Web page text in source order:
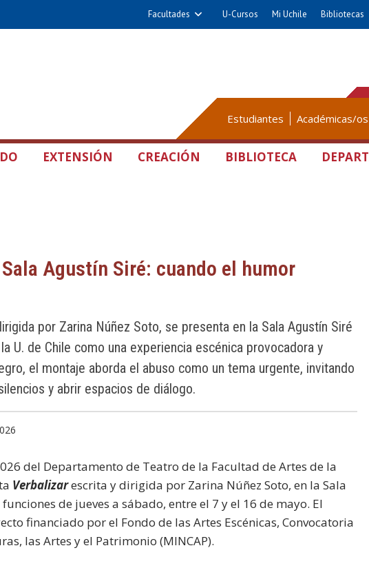
Facultades U-Cursos Mi Uchile Bibliotecas
Estudiantes Académicas/os
EXTENSIÓN CREACIÓN BIBLIOTECA
Agustín Siré: cuando el humor
por Zarina Núñez Soto, se presenta en la Sala Agustín Siré
U. de Chile como una experiencia escénica provocadora y
el montaje aborda el abuso como un tema urgente, invitando
y abrir espacios de diálogo.
del Departamento de Teatro de la Facultad de Artes de la
Verbalizarescrita y dirigida por Zarina Núñez Soto, en la Sala
de jueves a sábado, entre el 7 y el 16 de mayo. El
financiado por el Fondo de las Artes Escénicas, Convocatoria
las Artes y el Patrimonio (MINCAP).